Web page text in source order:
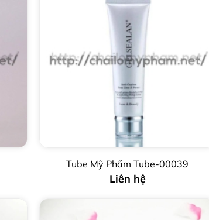
Tube Mỹ Phẩm Tube-00039
Liên hệ